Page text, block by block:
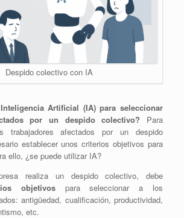
Despido colectivo con IA
Artificial (IA) para seleccionar
por un despido colectivo? Para
trabajadores afectados por un despido
establecer unos criterios objetivos para
ello, ¿se puede utilizar IA?
realiza un despido colectivo, debe
objetivospara seleccionar a los
antigüedad, cualificación, productividad,
etc.